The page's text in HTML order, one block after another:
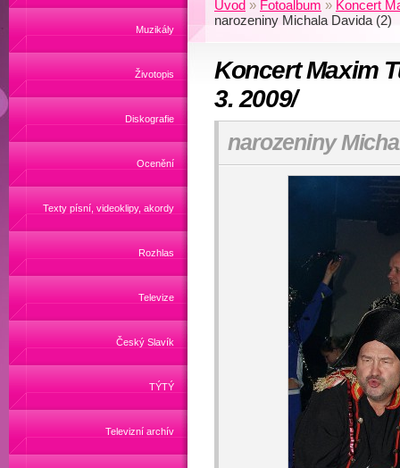
Muzikály
Životopis
Diskografie
Ocenění
Texty písní, videoklipy, akordy
Rozhlas
Televize
Český Slavík
TÝTÝ
Televizní archív
Úvod » Fotoalbum » Koncert
narozeniny Michala Davida (2)
Koncert Maxim
3. 2009/
narozeniny